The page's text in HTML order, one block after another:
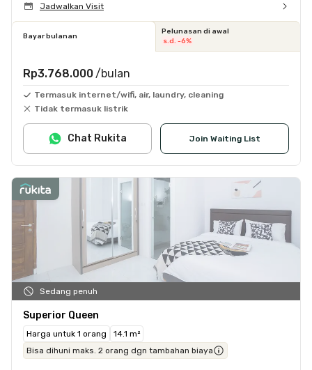
Jadwalkan Visit
Bayar bulanan
Pelunasan di awal
s.d. -6%
Rp3.768.000 /bulan
Termasuk internet/wifi, air, laundry, cleaning
Tidak termasuk listrik
Join Waiting List
Chat Rukita
Sedang penuh
Superior Queen
Harga untuk 1 orang
14.1 m²
Bisa dihuni maks. 2 orang dgn tambahan biaya